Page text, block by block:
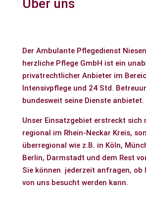
Über uns
Der Ambulante Pflegedienst
herzliche Pflege GmbH ist ein
privatrechtlicher Anbieter im
Intensivpflege und 24 Std.
bundesweit seine Dienste anbietet.
Unser Einsatzgebiet erstreckt sich
regional im Rhein-Neckar Kreis,
überregional wie z.B. in Köln,
Berlin, Darmstadt und dem Rest
Sie können jederzeit anfragen, ob
von uns besucht werden kann.